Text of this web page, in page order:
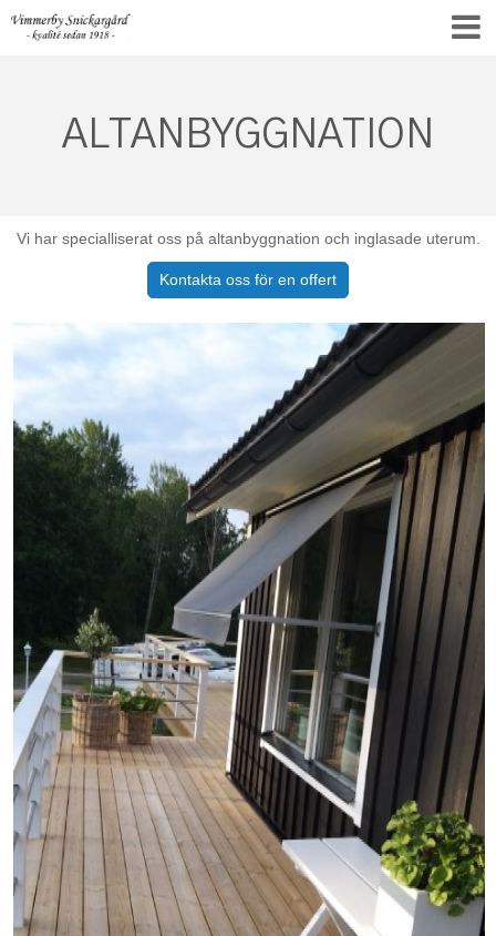
ALTANBYGGNATION
Vi har specialliserat oss på altanbyggnation och inglasade uterum.
Kontakta oss för en offert